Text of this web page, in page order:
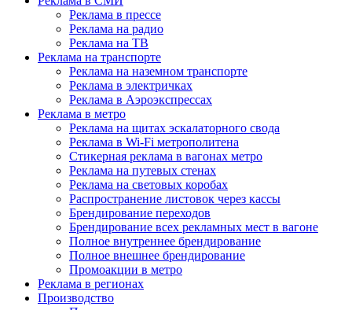
Реклама в прессе
Реклама на радио
Реклама на ТВ
Реклама на транспорте
Реклама на наземном транспорте
Реклама в электричках
Реклама в Аэроэкспрессах
Реклама в метро
Реклама на щитах эскалаторного свода
Реклама в Wi-Fi метрополитена
Стикерная реклама в вагонах метро
Реклама на путевых стенах
Реклама на световых коробах
Распространение листовок через кассы
Брендирование переходов
Брендирование всех рекламных мест в вагоне
Полное внутреннее брендирование
Полное внешнее брендирование
Промоакции в метро
Реклама в регионах
Производство